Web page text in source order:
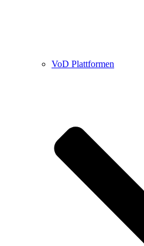
VoD Plattformen